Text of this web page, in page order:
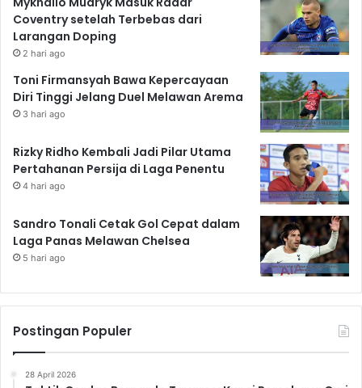
Coventry setelah Terbebas dari
Larangan Doping
2 hari ago
Toni Firmansyah Bawa Kepercayaan
Diri Tinggi Jelang Duel Melawan Arema
3 hari ago
Rizky Ridho Kembali Jadi Pilar Utama
Pertahanan Persija di Laga Penentu
4 hari ago
Sandro Tonali Cetak Gol Cepat dalam
Laga Panas Melawan Chelsea
5 hari ago
Postingan Populer
28 April 2026